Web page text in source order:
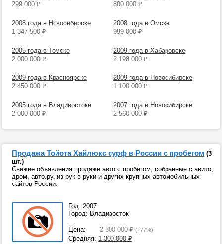
299 000 ₽
800 000 ₽
2008 года в Новосибирске
1 347 500 ₽
2008 года в Омске
999 000 ₽
2005 года в Томске
2 000 000 ₽
2009 года в Хабаровске
2 198 000 ₽
2009 года в Красноярске
2 450 000 ₽
2009 года в Новосибирске
1 100 000 ₽
2005 года в Владивостоке
2 000 000 ₽
2007 года в Новосибирске
2 560 000 ₽
Продажа Тойота Хайлюкс сурф в России с пробегом (3
шт.)
Свежие объявления продажи авто с пробегом, собранные с авито,
дром, авто.ру, из рук в руки и других крупных автомобильных
сайтов России.
Год: 2007
Город: Владивосток
Цена: 2 300 000 ₽ (+77%)
Средняя: 1 300 000 ₽